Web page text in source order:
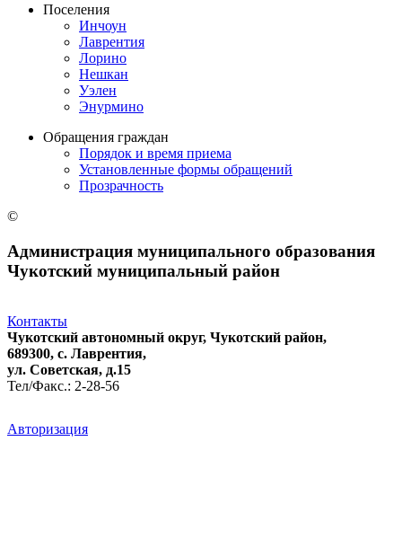
Поселения
Инчоун
Лаврентия
Лорино
Нешкан
Уэлен
Энурмино
Обращения граждан
Порядок и время приема
Установленные формы обращений
Прозрачность
©
Администрация муниципального образования
Чукотский муниципальный район
Контакты
Чукотский автономный округ, Чукотский район,
689300, с. Лаврентия,
ул. Советская, д.15
Тел/Факс.: 2-28-56
Авторизация